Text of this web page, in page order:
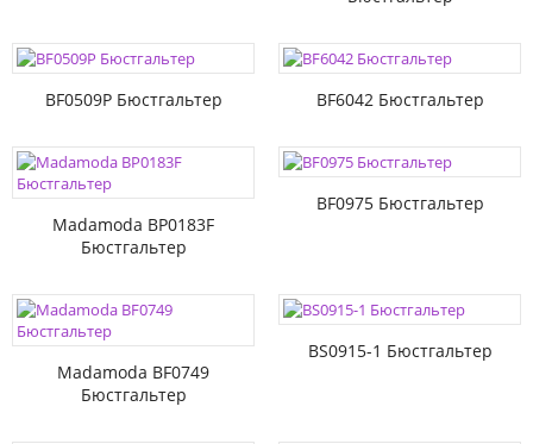
BF0509P Бюстгальтер BF6042 Бюстгальтер
Madamoda BP0183F
Бюстгальтер
BF0975 Бюстгальтер
Madamoda BF0749
Бюстгальтер
BS0915-1 Бюстгальтер